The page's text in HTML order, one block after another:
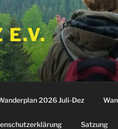
E.V.
2026 Juli-Dez
Satzung